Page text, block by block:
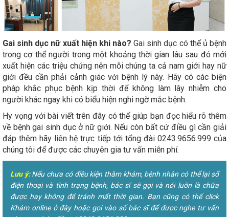
Gai sinh dục nữ xuất hiện khi nào?Gai sinh dục có thể ủ bệnh
trong cơ thể người trong một khoảng thời gian lâu sau đó mới
xuất hiện các triệu chứng nên mỗi chúng ta cả nam giới hay nữ
giới đều cần phải cảnh giác với bệnh lý này. Hãy có các biện
pháp khắc phục bệnh kịp thời để không làm lây nhiễm cho
người khác ngay khi có biểu hiện nghi ngờ mắc bệnh.
Hy vọng với bài viết trên đây có thể giúp bạn đọc hiểu rõ thêm
về bệnh gai sinh dục ở nữ giới. Nếu còn bất cứ điều gì cần giải
đáp thêm hãy liên hệ trực tiếp tới tổng đài 0243.9656.999 của
chúng tôi để được các chuyên gia tư vấn miễn phí.
Lưu ý:Nếu chưa có điều kiện thăm khám, bệnh nhân có thể lại số
điện thoại và tình trạng bệnh, bác sĩ sẽ gọi và nói luôn là chữa
được hay không để tránh mất thời gian. Bạn cũng có thể click
Khám online ở đây hoặc gọi vào số bác sĩ để được nghe tư vấn